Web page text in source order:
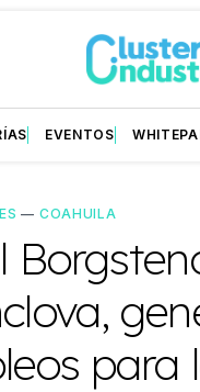
EVENTOS
— COAHUILA
para